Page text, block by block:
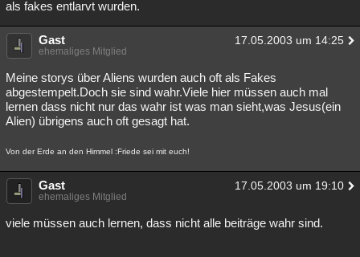
als fakes entlarvt wurden.
Gast 17.05.2003 um 14:25
ehemaliges Mitglied
Meine storys über Aliens wurden auch oft als Fakes
abgestempelt.Doch sie sind wahr.Viele hier müssen auch mal
lernen dass nicht nur das wahr ist was man sieht,was Jesus(ein
Alien) übrigens auch oft gesagt hat.
Von der Erde an den Himmel :Friede sei mit euch!
Gast 17.05.2003 um 19:10
ehemaliges Mitglied
viele müssen auch lernen, dass nicht alle beiträge wahr sind.